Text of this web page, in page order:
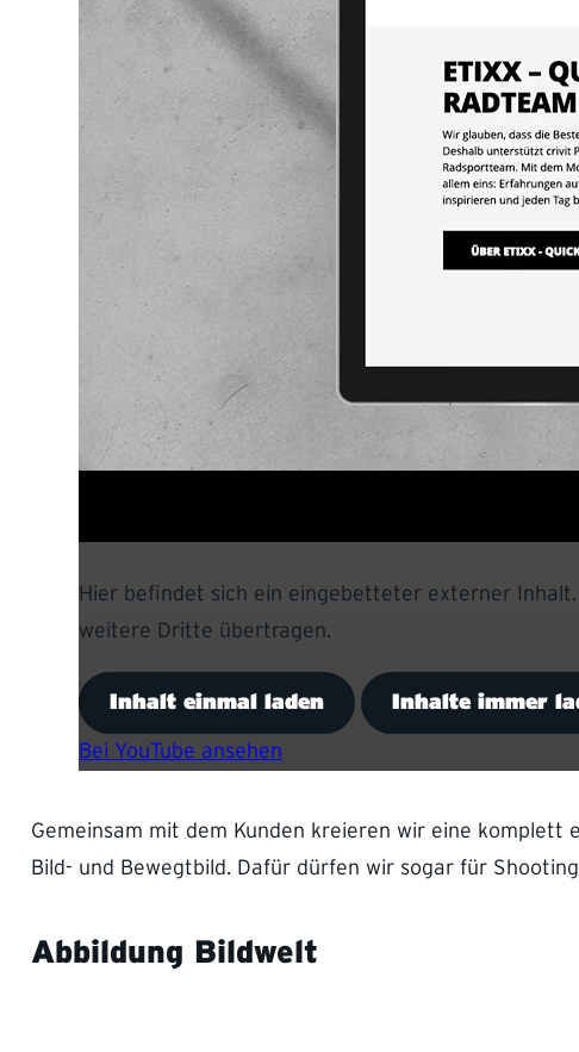
Hier befindet sich ein eingebetteter externer
weitere Dritte übertragen.
Inhalt einmal laden Inhalte immer
Bei YouTube ansehen
Gemeinsam mit dem Kunden kreieren wir eine
Bild- und Bewegtbild. Dafür dürfen wir sogar für
Abbildung Bildwelt